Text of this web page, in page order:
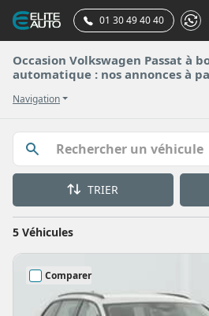
01 30 49 40 40
Occasion Volkswagen Passat à
automatique : nos annonces à
Navigation
TRIER
5 Véhicules
Comparer